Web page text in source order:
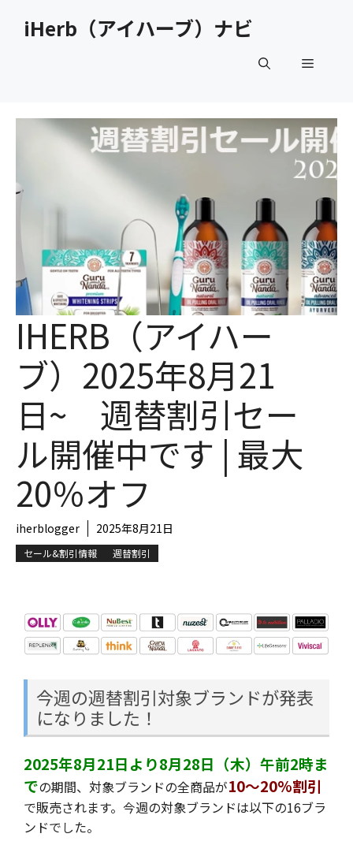
iHerb（アイハーブ）ナビ
メ
ュ
ー
IHERB（アイハー
ブ）2025年8月21
日~ 週替割引セー
ル開催中です | 最大
20％オフ
iherblogger 2025年8月21日
セール&割引情報 週替割引
今週の週替割引対象ブランドが発表
になりました！
2025年8月21日より8月28日（木）午前2時ま
での期間、対象ブランドの全商品が10～20%割引
で販売されます。今週の対象ブランドは以下の16ブラ
ンドでした。